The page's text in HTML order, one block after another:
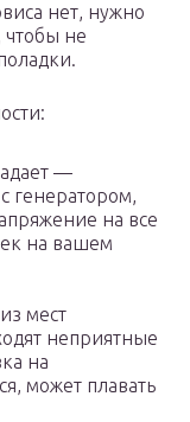
нет, нужно
не
—
генератором,
на все
на вашем
мест
неприятные
на
может плавать